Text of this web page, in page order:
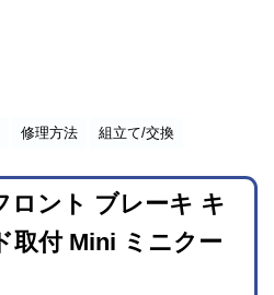
修理方法 組立て/交換
ロント ブレーキ キ
取付 Mini ミニクー